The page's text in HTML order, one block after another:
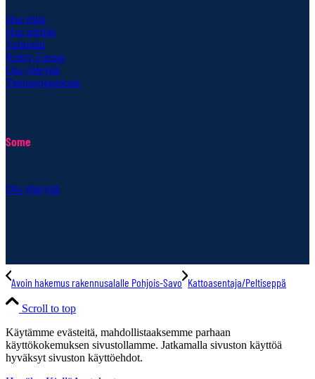
Hae töitä
Hae tekijää
Tarinoita
Rekry Group
Ota yhteyttä
Tietosuojaseloste
Some
Ota yhteyttä
Avoin hakemus rakennusalalle Pohjois-Savo Kattoasentaja/Peltiseppä
Scroll to top
Käytämme evästeitä, mahdollistaaksemme parhaan
käyttökokemuksen sivustollamme. Jatkamalla sivuston käyttöä
hyväksyt sivuston käyttöehdot.